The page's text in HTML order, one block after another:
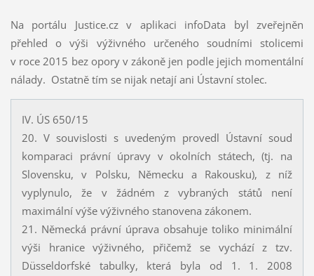
Na portálu Justice.cz v aplikaci infoData byl zveřejněn
přehled o výši výživného určeného soudními stolicemi
v roce 2015 bez opory v zákoně jen podle jejich momentální
nálady. Ostatně tím se nijak netají ani Ústavní stolec.
IV. ÚS 650/15
20. V souvislosti s uvedeným provedl Ústavní soud
komparaci právní úpravy v okolních státech, (tj. na
Slovensku, v Polsku, Německu a Rakousku), z níž
vyplynulo, že v žádném z vybraných států není
maximální výše výživného stanovena zákonem.
21. Německá právní úprava obsahuje toliko minimální
výši hranice výživného, přičemž se vychází z tzv.
Düsseldorfské tabulky, která byla od 1. 1. 2008